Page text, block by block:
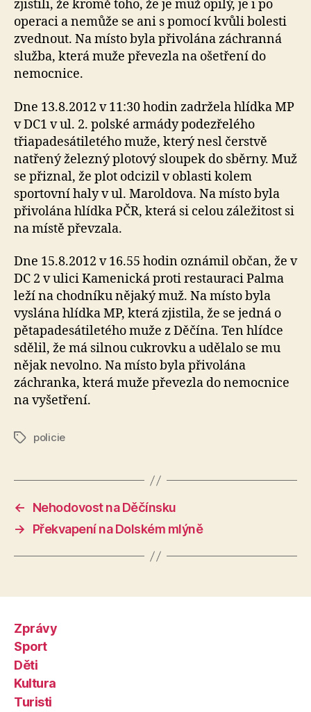
zjistili, že kromě toho, že je muž opilý, je i po
operaci a nemůže se ani s pomocí kvůli bolesti
zvednout. Na místo byla přivolána záchranná
služba, která muže převezla na ošetření do
nemocnice.
Dne 13.8.2012 v 11:30 hodin zadržela hlídka MP
v DC1 v ul. 2. polské armády podezřelého
třiapadesátiletého muže, který nesl čerstvě
natřený železný plotový sloupek do sběrny. Muž
se přiznal, že plot odcizil v oblasti kolem
sportovní haly v ul. Maroldova. Na místo byla
přivolána hlídka PČR, která si celou záležitost si
na místě převzala.
Dne 15.8.2012 v 16.55 hodin oznámil občan, že v
DC 2 v ulici Kamenická proti restauraci Palma
leží na chodníku nějaký muž. Na místo byla
vyslána hlídka MP, která zjistila, že se jedná o
pětapadesátiletého muže z Děčína. Ten hlídce
sdělil, že má silnou cukrovku a udělalo se mu
nějak nevolno. Na místo byla přivolána
záchranka, která muže převezla do nemocnice
na vyšetření.
Štítkypolicie
←
Nehodovost na Děčínsku
→
Překvapení na Dolském mlýně
Zprávy
Sport
Děti
Kultura
Turisti